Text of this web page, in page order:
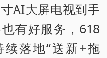
AI大屏电视到手
有好服务，618
落地“送新+拖